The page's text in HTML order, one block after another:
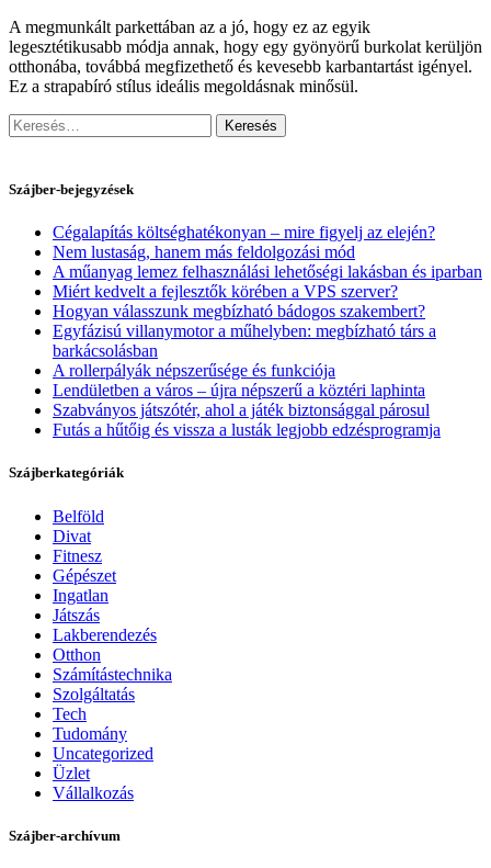
A megmunkált parkettában az a jó, hogy ez az egyik
legesztétikusabb módja annak, hogy egy gyönyörű burkolat kerüljön
otthonába, továbbá megfizethető és kevesebb karbantartást igényel.
Ez a strapabíró stílus ideális megoldásnak minősül.
Keresés:
Szájber-bejegyzések
Cégalapítás költséghatékonyan – mire figyelj az elején?
Nem lustaság, hanem más feldolgozási mód
A műanyag lemez felhasználási lehetőségi lakásban és iparban
Miért kedvelt a fejlesztők körében a VPS szerver?
Hogyan válasszunk megbízható bádogos szakembert?
Egyfázisú villanymotor a műhelyben: megbízható társ a
barkácsolásban
A rollerpályák népszerűsége és funkciója
Lendületben a város – újra népszerű a köztéri laphinta
Szabványos játszótér, ahol a játék biztonsággal párosul
Futás a hűtőig és vissza a lusták legjobb edzésprogramja
Szájberkategóriák
Belföld
Divat
Fitnesz
Gépészet
Ingatlan
Játszás
Lakberendezés
Otthon
Számítástechnika
Szolgáltatás
Tech
Tudomány
Uncategorized
Üzlet
Vállalkozás
Szájber-archívum